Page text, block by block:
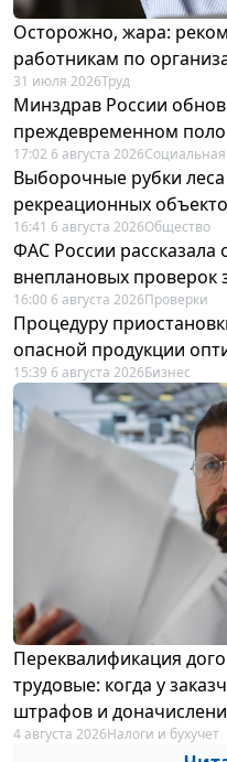
Осторожно, жара:
работникам по
31 июля 2026Труд
Минздрав России
преждевременном
17:02 6 августа 2026
Выборочные рубки леса
рекреационных
16:41 6 августа 2026Общество
ФАС России рассказала
внеплановых проверок
16:00 6 августа 2026Проверки
Процедуру
опасной продукции
15:39 6 августа 2026Бизнес
Переквалификация
трудовые: когда у
штрафов и
4 августа 2026Налоги и бухучет